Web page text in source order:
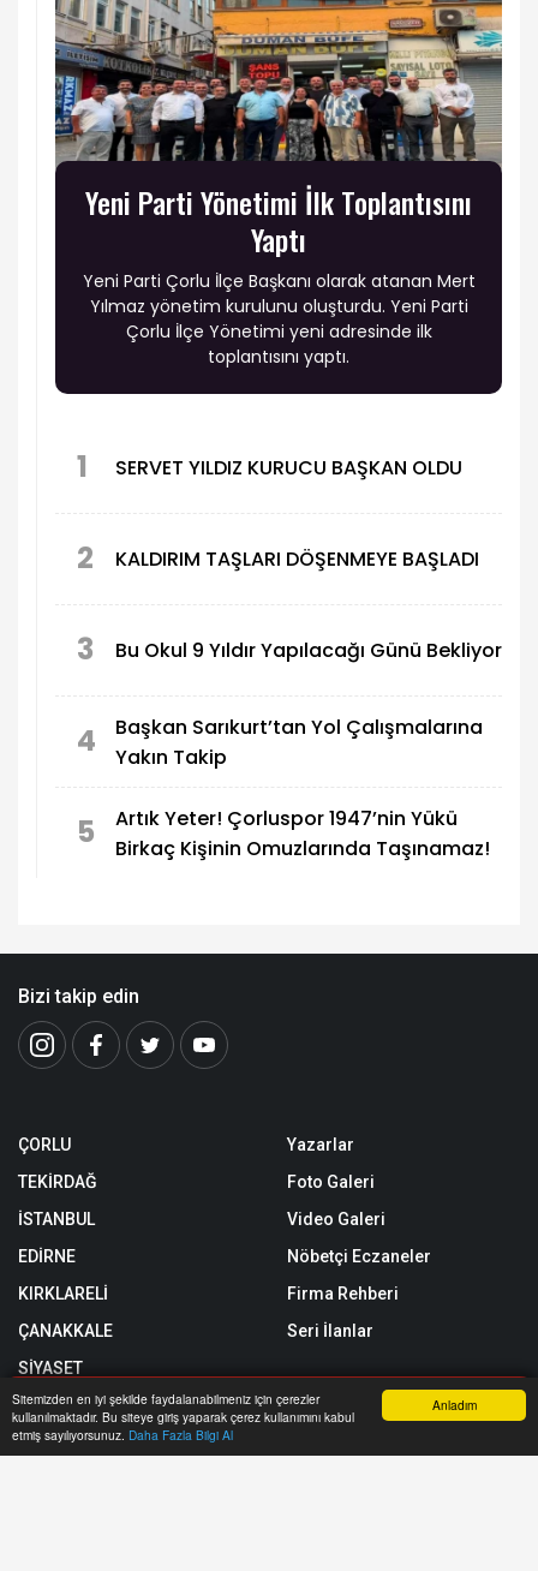
Anladım
Sitemizden en iyi şekilde faydalanabilmeniz için çerezler
kullanılmaktadır. Bu siteye giriş yaparak çerez kullanımını kabul
etmiş sayılıyorsunuz. Daha Fazla Bilgi Al
Yeni Parti Yönetimi İlk Toplantısını
Yaptı
Yeni Parti Çorlu İlçe Başkanı olarak atanan Mert
Yılmaz yönetim kurulunu oluşturdu. Yeni Parti
Çorlu İlçe Yönetimi yeni adresinde ilk
toplantısını yaptı.
1 SERVET YILDIZ KURUCU BAŞKAN OLDU
2 KALDIRIM TAŞLARI DÖŞENMEYE BAŞLADI
3 Bu Okul 9 Yıldır Yapılacağı Günü Bekliyor
4
Başkan Sarıkurt’tan Yol Çalışmalarına
Yakın Takip
5
Artık Yeter! Çorluspor 1947’nin Yükü
Birkaç Kişinin Omuzlarında Taşınamaz!
Bizi takip edin
ÇORLU
TEKİRDAĞ
İSTANBUL
EDİRNE
KIRKLARELİ
ÇANAKKALE
SİYASET
SPOR
TEKNOLOJİ
Yazarlar
Foto Galeri
Video Galeri
Nöbetçi Eczaneler
Firma Rehberi
Seri İlanlar
Anasayfa Yazarlar Haber Ara İhbar Hattı Menu